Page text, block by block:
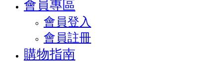
會員專區
會員登入
會員註冊
購物指南